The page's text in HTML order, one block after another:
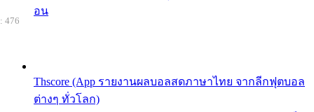
อน
Thscore (App รายงานผลบอลสดภาษาไทย จากลีกฟุตบอล
ต่างๆ ทั่วโลก)
476